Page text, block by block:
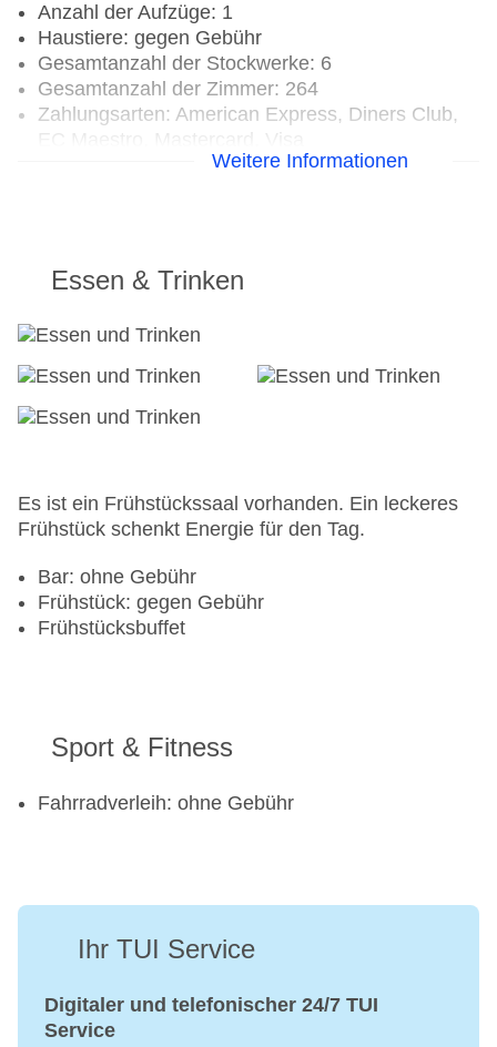
Anzahl der Aufzüge: 1
Haustiere: gegen Gebühr
Gesamtanzahl der Stockwerke: 6
Gesamtanzahl der Zimmer: 264
Zahlungsarten: American Express, Diners Club,
Landeskategorie: 3 SterneWeitere Informationen
Essen & Trinken
Es ist ein Frühstückssaal vorhanden. Ein leckeres
Frühstück schenkt Energie für den Tag.
Bar: ohne Gebühr
Frühstück: gegen Gebühr
Frühstücksbuffet
Sport & Fitness
Fahrradverleih: ohne Gebühr
Ihr TUI Service
Digitaler und telefonischer 24/7 TUI
Service